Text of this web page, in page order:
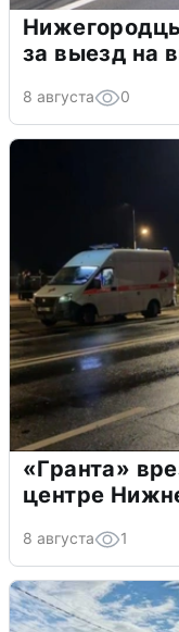
за выезд на
8 августа 0
«Гранта»
центре
8 августа 1